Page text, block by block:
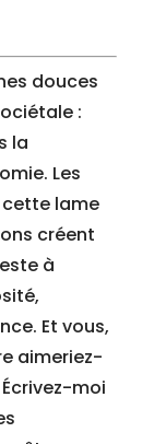
douces
:
la
Les
lame
créent
à
Et vous,
aimeriez-
moi